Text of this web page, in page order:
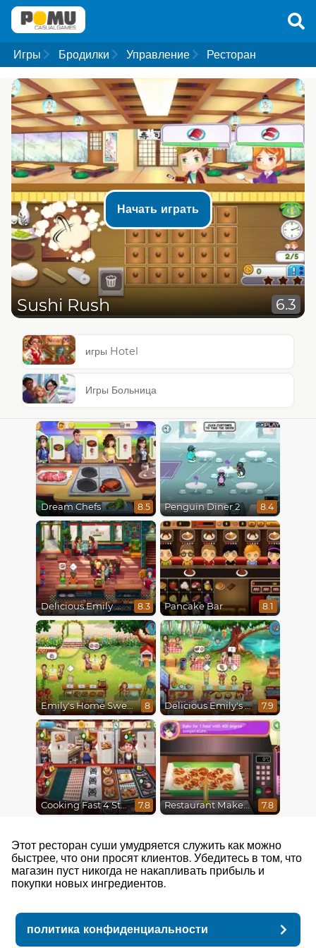
Игры Бродилки Управление Ресторан
Начать играть
Sushi Rush 6.3
игры Hotel
Игры Больница
Dream Chefs 8.5 Penguin Diner 2 8.4
Delicious Emily New Beginning 8.3 Pancake Bar 8.1
Emily's Home Sweet Home 8 Delicious Emily's Hopes And Fears 7.9
Cooking Fast 4 Steak 7.8 Restaurant Makeover 7.8
Этот ресторан суши умудряется служить как можно
быстрее, что они просят клиентов. Убедитесь в том, что
магазин пуст никогда не накапливать прибыль и
покупки новых ингредиентов.
политика конфиденциальности